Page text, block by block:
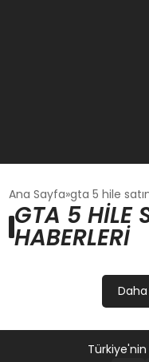
GÜNCEL
OYUN HABERLERI
EĞITIM
Ana Sayfa gta 5 hile
GTA 5 HILE
HABERLERI